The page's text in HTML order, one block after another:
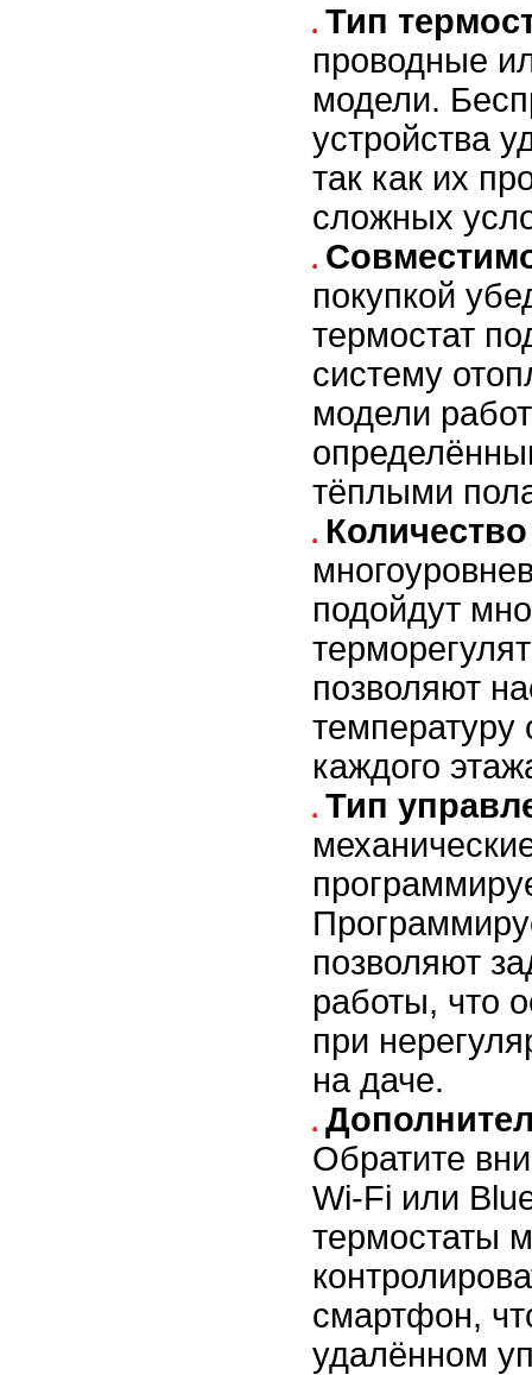
Тип
проводные
модели.
устройства
так как их
сложных
покупкой
термостат
систему
модели
тёплыми
подойдут
позволяют
температуру
каждого
Тип
позволяют
работы, что
при
на даче.
Обратите
Wi-Fi или
термостаты
смартфон,
удалённом